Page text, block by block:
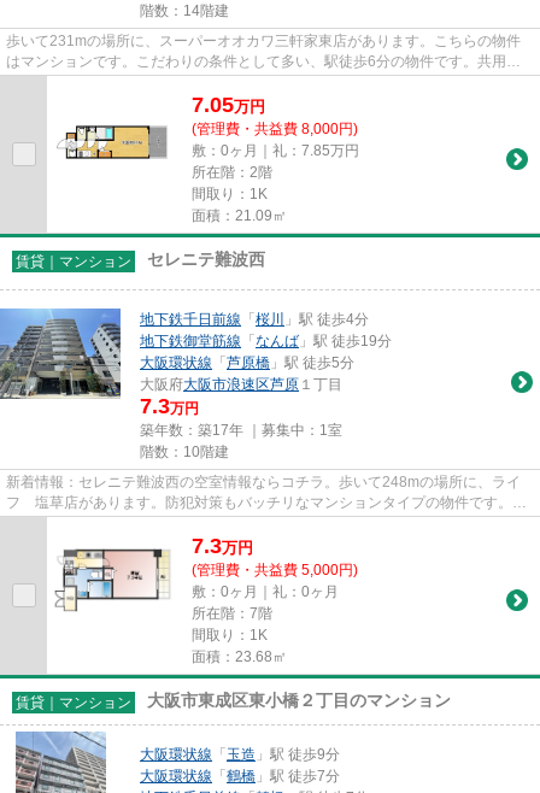
階数：14階建
歩いて231mの場所に、スーパーオオカワ三軒家東店があります。こちらの物件
はマンションです。こだわりの条件として多い、駅徒歩6分の物件です。共用部
7.05万円
(管理費・共益費 8,000円)
敷：0ヶ月｜礼：7.85万円
所在階：2階
間取り：1K
面積：21.09㎡
賃貸｜マンション セレニテ難波西
地下鉄千日前線 「 桜川
」駅 徒歩4分
地下鉄御堂筋線 「 なんば 」駅 徒歩19分
大阪環状線 「 芦原橋 」駅 徒歩5分
大阪府大阪市浪速区芦原 １丁目
7.3万円
築年数：築17年 ｜募集中： 1室
階数：10階建
新着情報：セレニテ難波西の空室情報ならコチラ。歩いて248mの場所に、ライ
フ 塩草店があります。防犯対策もバッチリなマンションタイプの物件です。イ
7.3万円
(管理費・共益費 5,000円)
敷：0ヶ月｜礼：0ヶ月
所在階：7階
間取り：1K
面積：23.68㎡
賃貸｜マンション 大阪市東成区東小橋２丁目のマンション
大阪環状線 「 玉造 」駅 徒歩9分
大阪環状線 「 鶴橋 」駅 徒歩7分